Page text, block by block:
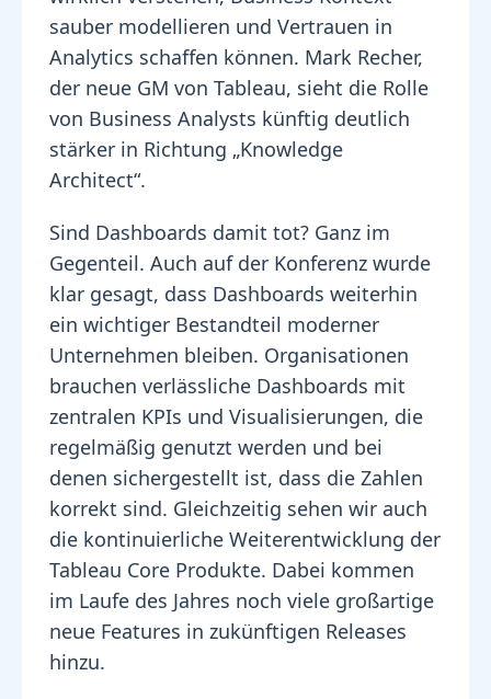
sauber modellieren und Vertrauen in
Analytics schaffen können. Mark Recher,
der neue GM von Tableau, sieht die Rolle
von Business Analysts künftig deutlich
stärker in Richtung „Knowledge
Architect“.
Sind Dashboards damit tot? Ganz im
Gegenteil. Auch auf der Konferenz wurde
klar gesagt, dass Dashboards weiterhin
ein wichtiger Bestandteil moderner
Unternehmen bleiben. Organisationen
brauchen verlässliche Dashboards mit
zentralen KPIs und Visualisierungen, die
regelmäßig genutzt werden und bei
denen sichergestellt ist, dass die Zahlen
korrekt sind. Gleichzeitig sehen wir auch
die kontinuierliche Weiterentwicklung der
Tableau Core Produkte. Dabei kommen
im Laufe des Jahres noch viele großartige
neue Features in zukünftigen Releases
hinzu.